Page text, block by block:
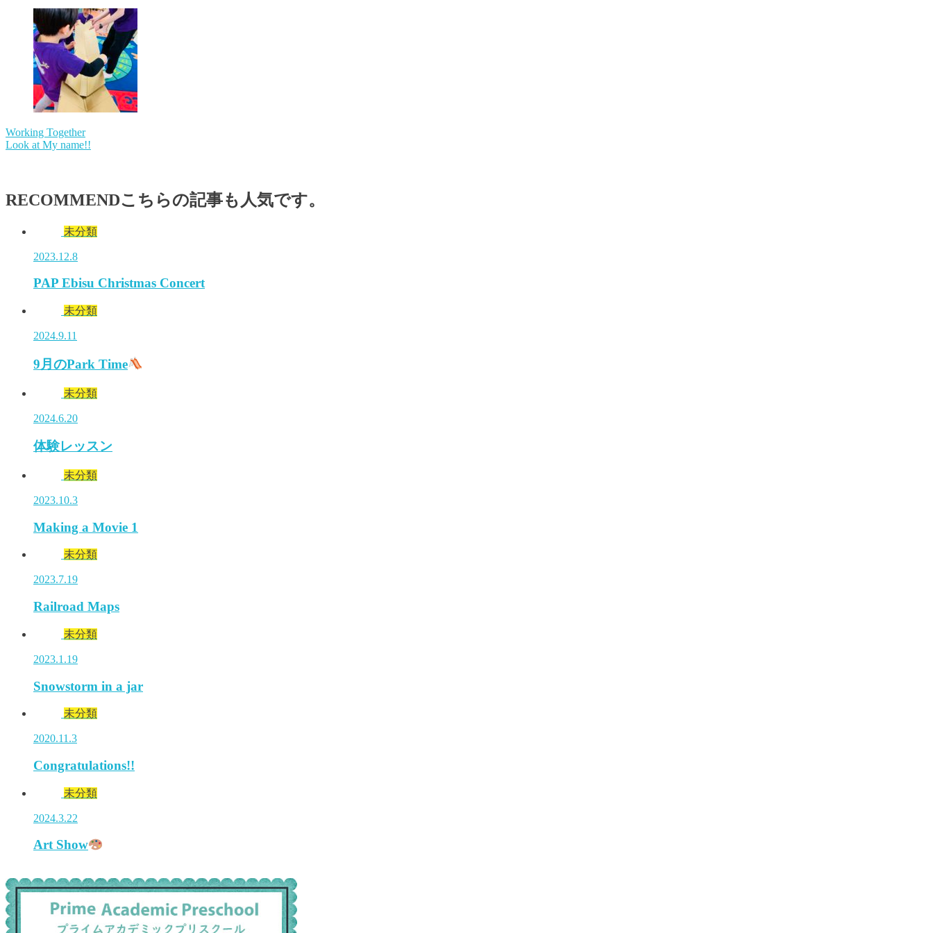
Working Together
Look at My name!!
RECOMMENDこちらの記事も人気です。
未分類
2023.12.8
PAP Ebisu Christmas Concert
未分類
2024.9.11
9月のPark Time
未分類
2024.6.20
体験レッスン
未分類
2023.10.3
Making a Movie 1
未分類
2023.7.19
Railroad Maps
未分類
2023.1.19
Snowstorm in a jar
未分類
2020.11.3
Congratulations!!
未分類
2024.3.22
Art Show